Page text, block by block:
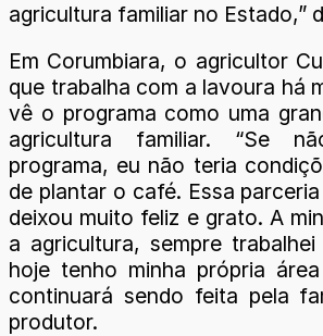
agricultura familiar no Estado,”
Em Corumbiara, o agricultor
que trabalha com a lavoura há
vê o programa como uma
agricultura familiar. “Se
programa, eu não teria
de plantar o café. Essa
deixou muito feliz e grato. A
a agricultura, sempre
hoje tenho minha própria
continuará sendo feita pela
produtor.